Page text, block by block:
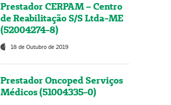
Prestador CERPAM – Centro
de Reabilitação S/S Ltda-ME
(52004274-8)
18 de Outubro de 2019
Prestador Oncoped Serviços
Médicos (51004335-0)